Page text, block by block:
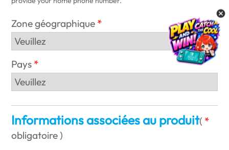
Zone géographique
Pays
Informations associées au produit(
obligatoire)